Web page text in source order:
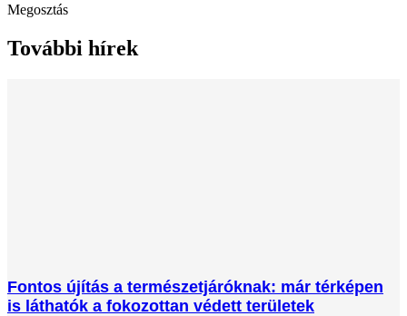
Megosztás
További hírek
Fontos újítás a természetjáróknak: már térképen
is láthatók a fokozottan védett területek